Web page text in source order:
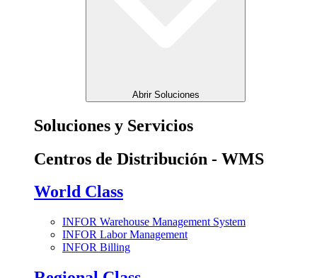
Abrir Soluciones
Soluciones y Servicios
Centros de Distribución - WMS
World Class
INFOR Warehouse Management System
INFOR Labor Management
INFOR Billing